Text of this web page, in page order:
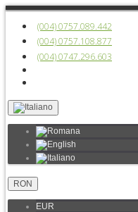
(004) 0757.089.442
(004) 0757.108.877
(004) 0747.296.603
RON
EUR